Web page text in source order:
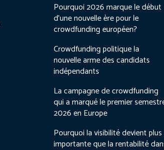
Pourquoi 2026 marque le début
d’une nouvelle ère pour le
crowdfunding européen?
Crowdfunding politique la
nouvelle arme des candidats
indépendants
La campagne de crowdfunding
qui a marqué le premier
2026 en Europe
Pourquoi la visibilité devient plus
importante que la rentabilité